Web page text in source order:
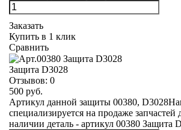
Заказать
Купить в 1 клик
Сравнить
Защита D3028
Отзывов: 0
500 руб.
Артикул данной защиты 00380,
специализируется на продаже запчастей
наличии деталь - артикул 00380 Защита